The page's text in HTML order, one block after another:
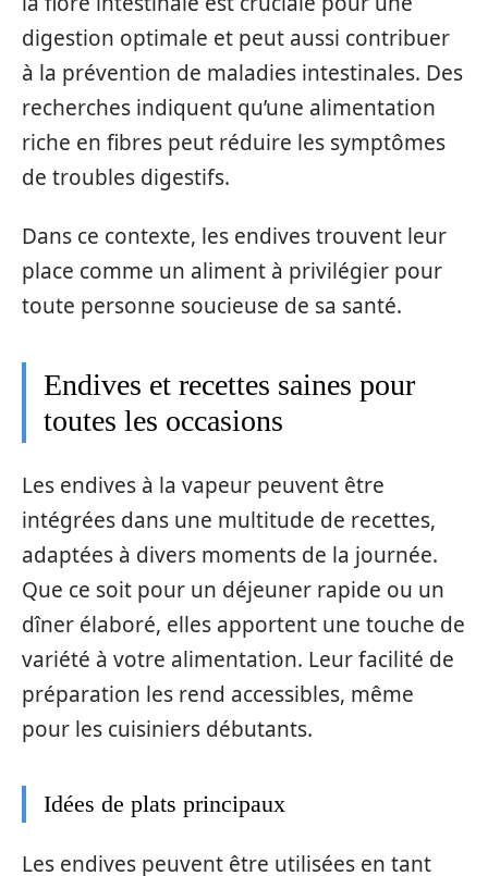
digestion optimale et peut aussi contribuer
à la prévention de maladies intestinales. Des
recherches indiquent qu’une alimentation
riche en fibres peut réduire les symptômes
de troubles digestifs.
Dans ce contexte, les endives trouvent leur
place comme un aliment à privilégier pour
toute personne soucieuse de sa santé.
Endives et recettes saines pour
toutes les occasions
Les endives à la vapeur peuvent être
intégrées dans une multitude de recettes,
adaptées à divers moments de la journée.
Que ce soit pour un déjeuner rapide ou un
dîner élaboré, elles apportent une touche de
variété à votre alimentation. Leur facilité de
préparation les rend accessibles, même
pour les cuisiniers débutants.
Idées de plats principaux
Les endives peuvent être utilisées en tant